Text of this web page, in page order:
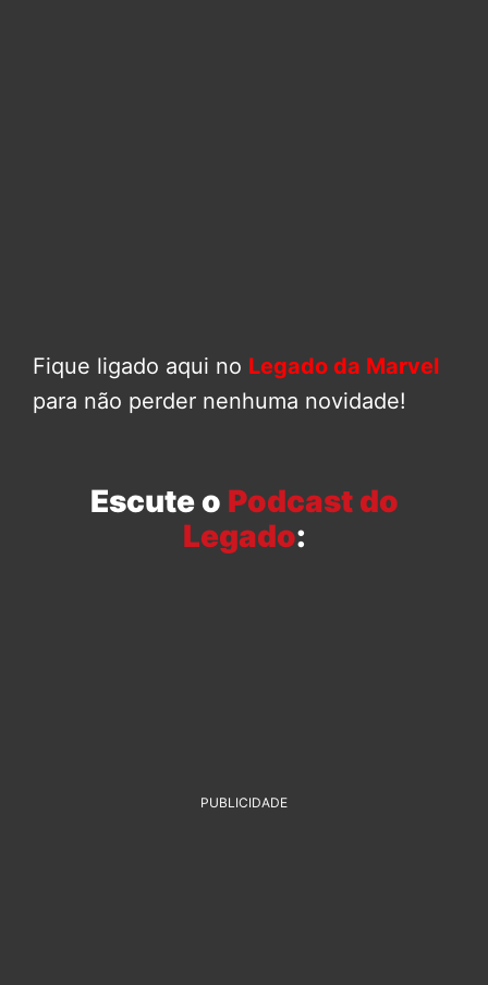
Fique ligado aqui no Legado da Marvel
para não perder nenhuma novidade!
Escute o Podcast do
Legado:
PUBLICIDADE